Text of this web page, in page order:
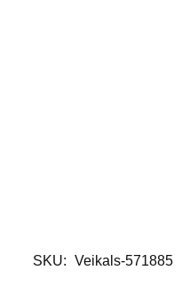
SKU: Veikals-571885